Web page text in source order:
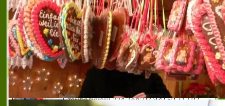
ЕТ ЖОРКО 2002
Автотранспортни услуги
БУЛСПЕДТРЕЙД СОФИЯ
Адрес: София, бул. Александър
Стамболийски 22А Тел: 02 930 50 71 / 02